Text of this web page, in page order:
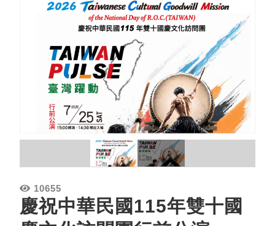
10655
慶祝中華民國115年雙十國